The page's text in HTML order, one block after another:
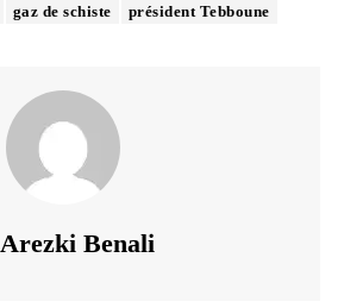
gaz de schiste président Tebboune
Arezki Benali